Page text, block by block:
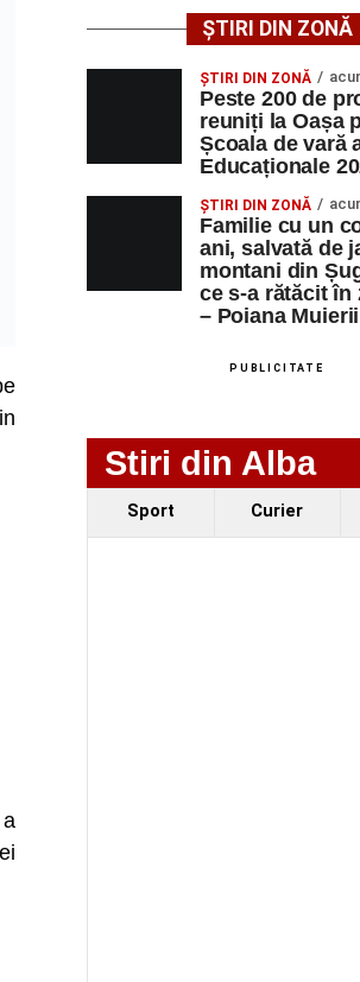
ȘTIRI DIN ZONĂ
ȘTIRI DIN ZONĂ
Peste 200 de
reuniți la Oașa
Școala de vară
Educaționale
ȘTIRI DIN ZONĂ
Familie cu un
ani, salvată de
montani din
ce s-a rătăcit în
– Poiana Muierii
PUBLICITATE
Stiri din Alba
Sport Curier